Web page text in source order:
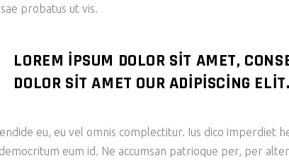
probatus ut vis.
LOREM IPSUM DOLOR SIT AMET,
DOLOR SIT AMET OUR ADIPISCING ELIT.
eu, eu vel omnis complectitur. Ius dico imperdiet
eum id. Ne accumsan patrioque per, per